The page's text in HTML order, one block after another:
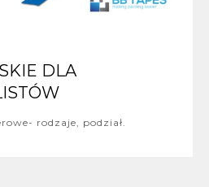
DLA
rodzaje, podział.